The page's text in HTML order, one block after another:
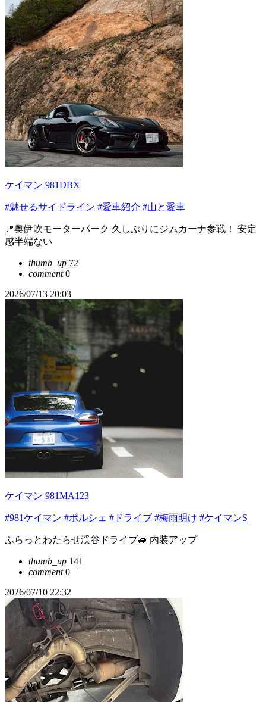
ケイマン 981DBX
#魅せるサイドライン #愛車紹介 #山と愛車
📍奥伊吹モーターパーク 久しぶりにジムカーナ参戦！ 安定
感半端ない
thumb_up 72
comment0
2026/07/13 20:03
ケイマン 981MA123
#981ケイマン #ポルシェ #ドライブ #梅雨明け #ケイマンS
ふらっとわたらせ渓谷ドライブ🚙 内装アップ
thumb_up 141
comment0
2026/07/10 22:32